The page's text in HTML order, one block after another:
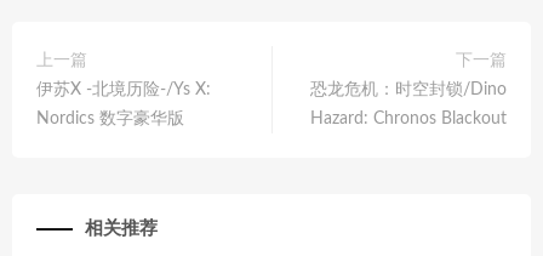
上一篇
伊苏X -北境历险-/Ys X:
Nordics 数字豪华版
下一篇
恐龙危机：时空封锁/Dino
Hazard: Chronos Blackout
相关推荐